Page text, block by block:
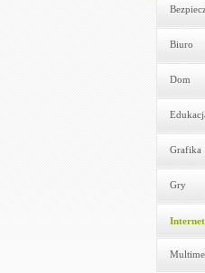
Biuro
Dom
Grafika
Gry